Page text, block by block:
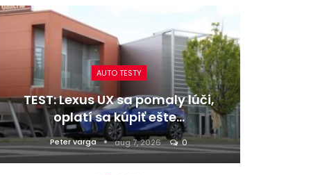
AUTO TESTY
TEST: Lexus UX sa pomaly lúči,
oplatí sa kúpiť ešte…
Peter varga aug 7, 2026 0